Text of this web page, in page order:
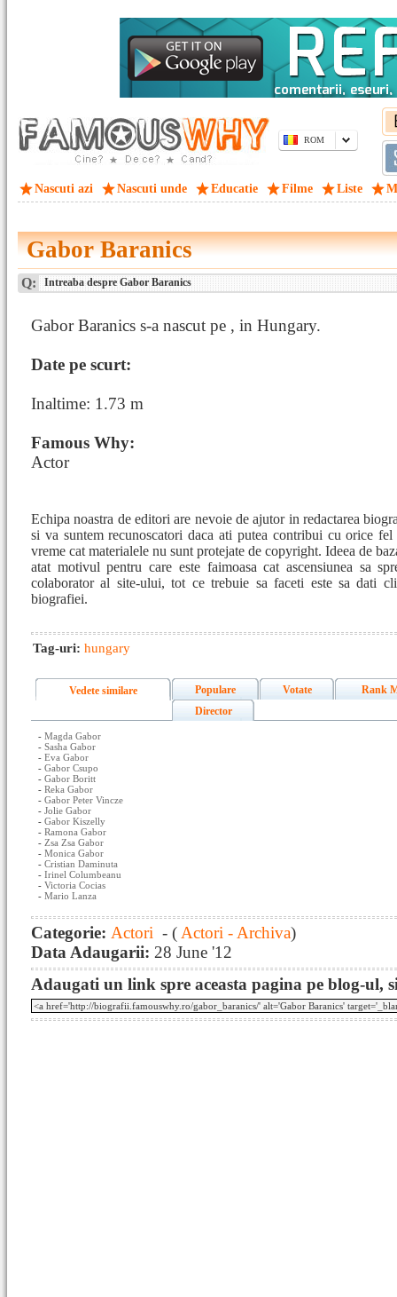
ROM
Nascuti azi Nascuti unde Educatie Filme Liste
Gabor Baranics
Q: Intreaba despre Gabor Baranics
Gabor Baranics s-a nascut pe , in Hungary.
Date pe scurt:
Inaltime: 1.73 m
Famous Why:
Actor
Echipa noastra de editori are nevoie de ajutor in redactarea
si va suntem recunoscatori daca ati putea contribui cu orice
vreme cat materialele nu sunt protejate de copyright. Ideea de
atat motivul pentru care este faimoasa cat ascensiunea sa
colaborator al site-ului, tot ce trebuie sa faceti este sa dati
biografiei.
Tag-uri: hungary
Vedete similare Populare Votate
Rank
Director
- Magda Gabor
- Sasha Gabor
- Eva Gabor
- Gabor Csupo
- Gabor Boritt
- Reka Gabor
- Gabor Peter Vincze
- Jolie Gabor
- Gabor Kiszelly
- Ramona Gabor
- Zsa Zsa Gabor
- Monica Gabor
- Cristian Daminuta
- Irinel Columbeanu
- Victoria Cocias
- Mario Lanza
Categorie: Actori - ( Actori - Archiva)
Data Adaugarii: 28 June '12
Adaugati un link spre aceasta pagina pe blog-ul,